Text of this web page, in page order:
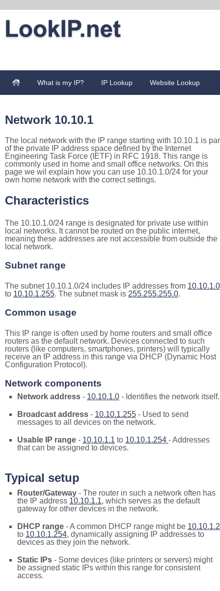
What is my IP? IP Lookup Website Lookup
Network 10.10.1
The local network with the IP range starting with 10.10.1 is
of the private IP address space defined by the Internet
Engineering Task Force (IETF) in RFC 1918. This range is
commonly used in home and small office networks. On this
page we wil explain how you can use 10.10.1.0/24 for your
own home network with the correct settings.
Characteristics
The 10.10.1.0/24 range is designated for private use within
local networks. It cannot be routed on the public internet,
meaning these addresses are not accessible from outside the
local network.
Subnet range
The subnet 10.10.1.0/24 includes IP addresses from 10.10.1.0
to 10.10.1.255. The subnet mask is 255.255.255.0.
Common usage
This IP range is often used by home routers and small office
routers as the default network. Devices connected to such
routers (like computers, smartphones, printers) will typically
receive an IP address in this range via DHCP (Dynamic Host
Configuration Protocol).
Network components
Network address - 10.10.1.0 - Identifies the network itself.
Broadcast address - 10.10.1.255 - Used to send
messages to all devices on the network.
Usable IP range - 10.10.1.1 to 10.10.1.254 - Addresses
that can be assigned to devices.
Typical setup
Router/Gateway - The router in such a network often has
the IP address 10.10.1.1, which serves as the default
gateway for other devices in the network.
DHCP range - A common DHCP range might be 10.10.1.2
to 10.10.1.254, dynamically assigning IP addresses to
devices as they join the network.
Static IPs - Some devices (like printers or servers) might
be assigned static IPs within this range for consistent
access.